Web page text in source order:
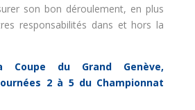
son bon déroulement, en plus
responsabilités dans et hors la
Coupe du Grand Genève,
2 à 5 du Championnat